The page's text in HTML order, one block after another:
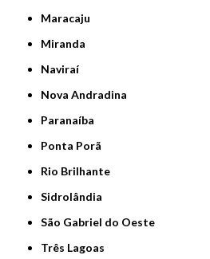
Maracaju
Miranda
Naviraí
Nova Andradina
Paranaíba
Ponta Porã
Rio Brilhante
Sidrolândia
São Gabriel do Oeste
Três Lagoas